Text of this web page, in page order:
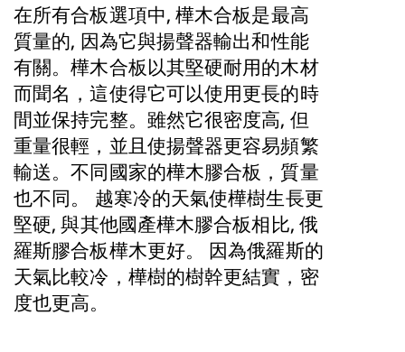
在所有合板選項中, 樺木合板是最高
質量的, 因為它與揚聲器輸出和性能
有關。樺木合板以其堅硬耐用的木材
而聞名，這使得它可以使用更長的時
間並保持完整。雖然它很密度高, 但
重量很輕，並且使揚聲器更容易頻繁
輸送。不同國家的樺木膠合板，質量
也不同。 越寒冷的天氣使樺樹生長更
堅硬, 與其他國產樺木膠合板相比, 俄
羅斯膠合板樺木更好。 因為俄羅斯的
天氣比較冷，樺樹的樹幹更結實，密
度也更高。